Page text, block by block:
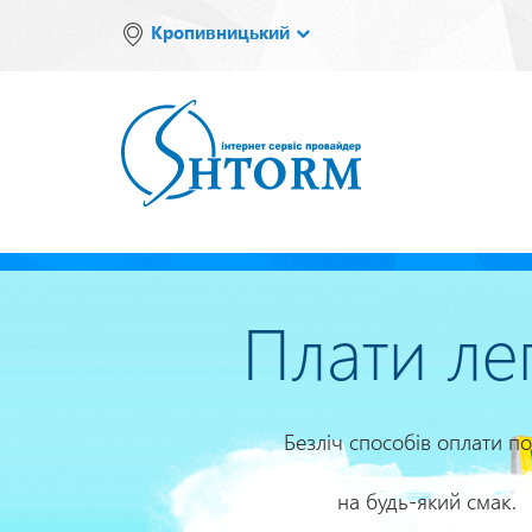
Кропивницький
Плати
Безліч способів оплати
на будь-який смак.